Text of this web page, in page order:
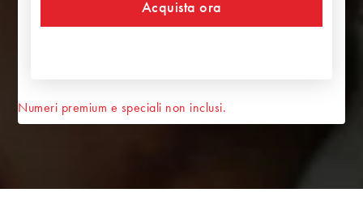
Acquista ora
Numeri premium e speciali non inclusi.